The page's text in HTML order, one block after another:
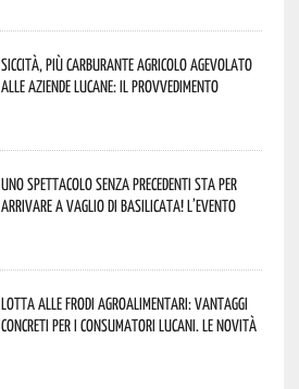
Siccità, più carburante agricolo agevolato
alle aziende lucane: il provvedimento
Uno spettacolo senza precedenti sta per
arrivare a Vaglio di Basilicata! L’evento
Lotta alle frodi agroalimentari: vantaggi
concreti per i consumatori lucani. Le novità